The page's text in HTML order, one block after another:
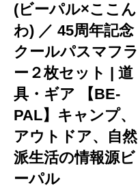
(ビーパル×ここん
わ) ／ 45周年記念
クールパスマフラ
ー２枚セット | 道
具・ギア 【BE-
PAL】キャンプ、
アウトドア、自然
派生活の情報源ビ
ーパル